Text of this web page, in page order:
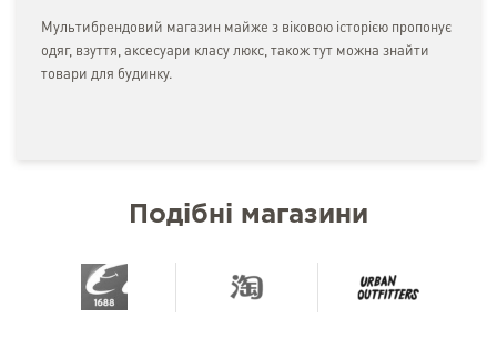
Мультибрендовий магазин майже з віковою історією пропонує
одяг, взуття, аксесуари класу люкс, також тут можна знайти
товари для будинку.
Подібні магазини